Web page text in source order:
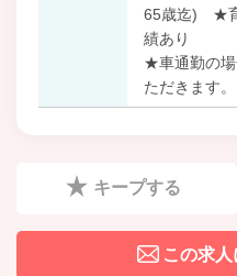
65歳迄) ★
績あり
★車通勤の場
ただきます
キープする
この求